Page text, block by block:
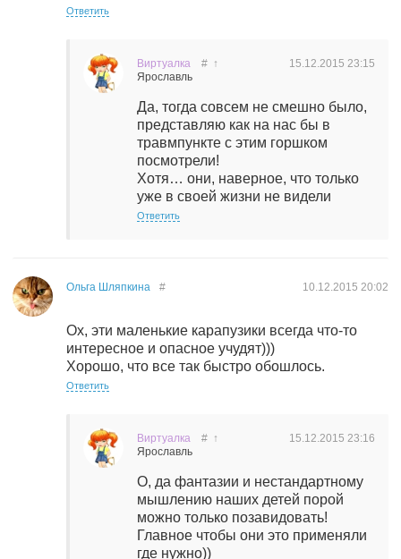
Ответить
Виртуалка
Ярославль
15.12.2015 23:15
# ↑
Да, тогда совсем не смешно было,
представляю как на нас бы в
травмпункте с этим горшком
посмотрели!
Хотя… они, наверное, что только
уже в своей жизни не видели
Ответить
Ольга Шляпкина 10.12.2015 20:02
#
Ох, эти маленькие карапузики всегда что-то
интересное и опасное учудят)))
Хорошо, что все так быстро обошлось.
Ответить
Виртуалка
Ярославль
15.12.2015 23:16
# ↑
О, да фантазии и нестандартному
мышлению наших детей порой
можно только позавидовать!
Главное чтобы они это применяли
где нужно))